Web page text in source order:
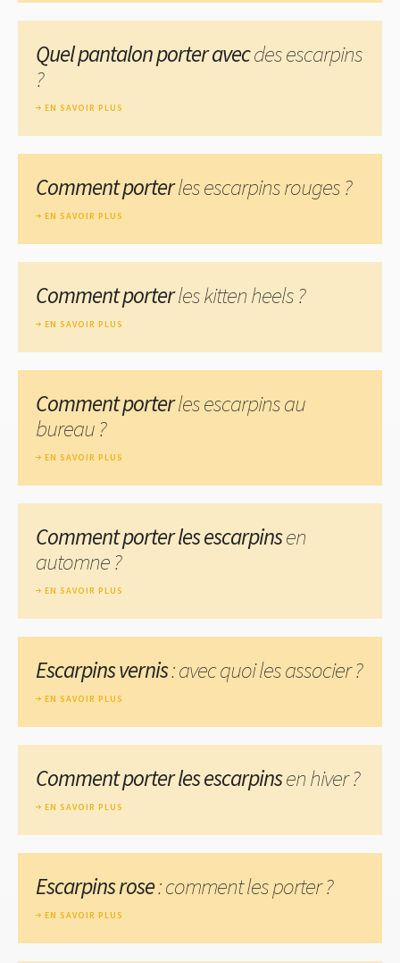
Quel pantalon porter avecdes escarpins
?
EN SAVOIR PLUS
Comment porterles escarpins rouges ?
EN SAVOIR PLUS
Comment porterles kitten heels ?
EN SAVOIR PLUS
Comment porterles escarpins au
bureau ?
EN SAVOIR PLUS
Comment porter les escarpinsen
automne ?
EN SAVOIR PLUS
Escarpins vernis: avec quoi les associer ?
EN SAVOIR PLUS
Comment porter les escarpinsen hiver ?
EN SAVOIR PLUS
Escarpins rose: comment les porter ?
EN SAVOIR PLUS